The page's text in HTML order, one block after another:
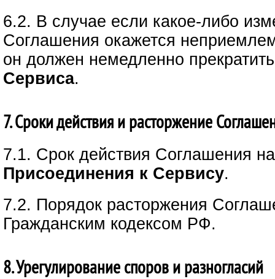
6.2. В случае если какое-либо
Соглашения окажется
он должен немедленно
Сервиса.
7. Сроки действия и расторжение
7.1. Срок действия Соглашения
Присоединения к Сервису.
7.2. Порядок расторжения
Гражданским кодексом РФ.
8. Урегулирование споров и разногласий